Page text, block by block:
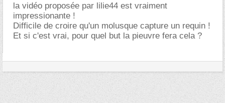
la vidéo proposée par lilie44 est vraiment
impressionante !
Difficile de croire qu'un molusque capture un requin !
Et si c'est vrai, pour quel but la pieuvre fera cela ?